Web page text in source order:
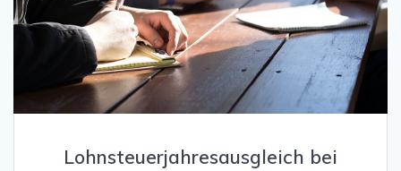
Lohnsteuerjahresausgleich bei